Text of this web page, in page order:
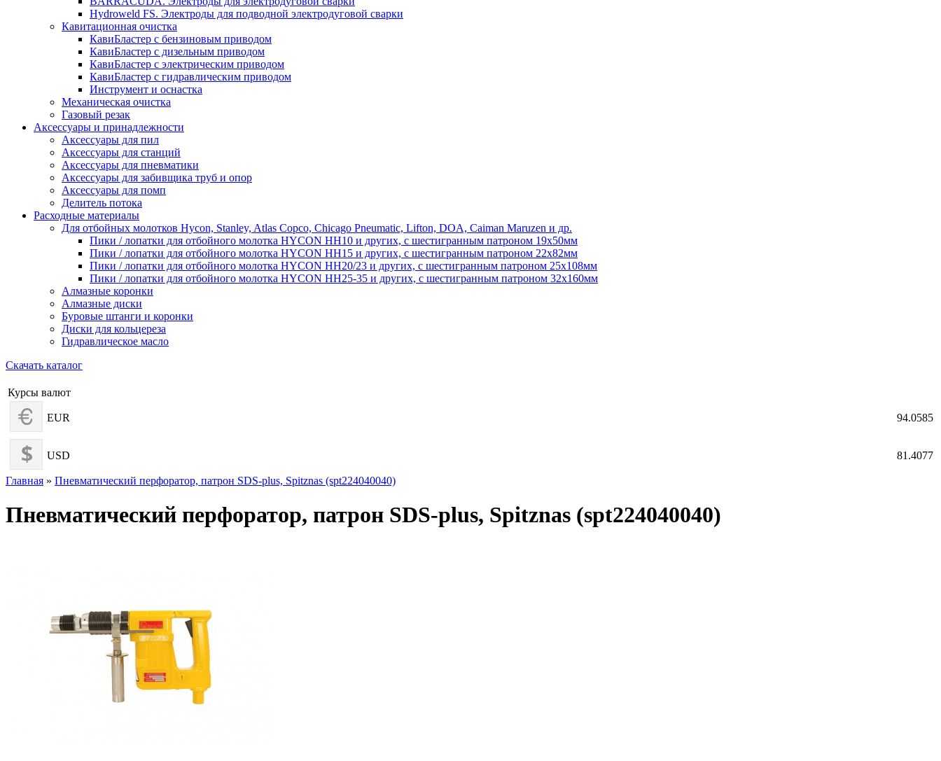
Hydroweld FS. Электроды для подводной электродуговой сварки
Кавитационная очистка
КавиБластер с бензиновым приводом
КавиБластер с дизельным приводом
КавиБластер с электрическим приводом
КавиБластер с гидравлическим приводом
Инструмент и оснастка
Механическая очистка
Газовый резак
Аксессуары и принадлежности
Аксессуары для пил
Аксессуары для станций
Аксессуары для пневматики
Аксессуары для забивщика труб и опор
Аксессуары для помп
Делитель потока
Расходные материалы
Для отбойных молотков Hycon, Stanley, Atlas Copco, Chicago Pneumatic, Lifton, DOA, Caiman Maruzen и др.
Пики / лопатки для отбойного молотка HYCON HH10 и других, с шестигранным патроном 19х50мм
Пики / лопатки для отбойного молотка HYCON HH15 и других, с шестигранным патроном 22х82мм
Пики / лопатки для отбойного молотка HYCON HH20/23 и других, с шестигранным патроном 25х108мм
Пики / лопатки для отбойного молотка HYCON HH25-35 и других, с шестигранным патроном 32х160мм
Алмазные коронки
Алмазные диски
Буровые штанги и коронки
Диски для кольцереза
Гидравлическое масло
Скачать каталог
Курсы валют
EUR 94.0585
USD 81.4077
Главная » Пневматический перфоратор, патрон SDS-plus, Spitznas (spt224040040)
Пневматический перфоратор, патрон SDS-plus, Spitznas (spt224040040)